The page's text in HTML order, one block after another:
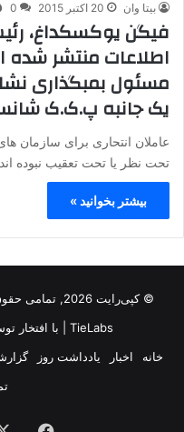
بیتا وان 20 اکتبر 2015 0
اطلاعات منتشر شده
مسئول بمبگذاری
یک جانبه پ.ک.ک
عاملان انتحاری برای سازمان
تحت نظر یا تحت تعقیب نبوده
بیشتر بخوانید »
© کپی‌رایت 2026, تمامی حقوق متعلق است به |
TieLabs | با افتخار
خانه
اخبار یادداشت روز